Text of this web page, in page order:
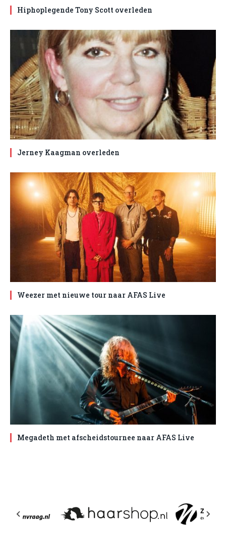
Hiphoplegende Tony Scott overleden
Jerney Kaagman overleden
Weezer met nieuwe tour naar AFAS Live
Megadeth met afscheidstournee naar AFAS Live